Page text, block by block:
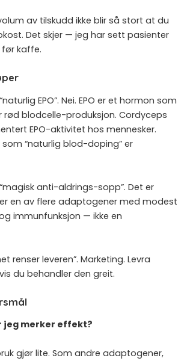
av tilskudd ikke blir så stort at du
Det skjer — jeg har sett pasienter
før kaffe.
EPO”. Nei. EPO er et hormon som
rød blodcelle-produksjon. Cordyceps
EPO-aktivitet hos mennesker.
“naturlig blod-doping” er
anti-aldrings-sopp”. Det er
en av flere adaptogener med modest
immunfunksjon — ikke en
renser leveren”. Marketing. Levra
du behandler den greit.
jeg merker effekt?
gjør lite. Som andre adaptogener,